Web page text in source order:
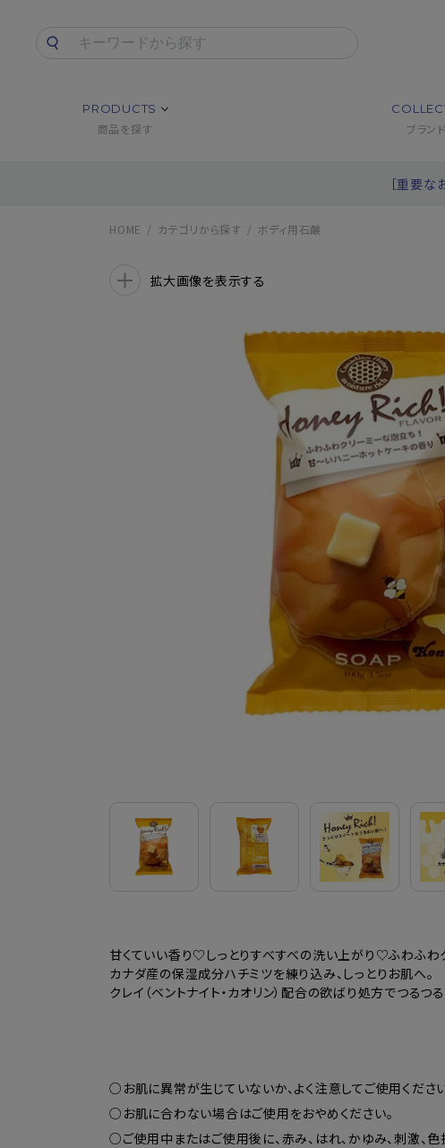
PRODUCTS
商品を探す ブラン
［重要
HOME カテゴリから探す ボディ用石鹸
拡大画像を表示する
甘くていい香り♡しっとりすべすべの洗い上がり♡ふわふわ
カナダ産の保湿成分ハチミツを練り込み、しっとりお肌へ。
クレイ（ベントナイト・カオリン）配合の欲ばり処方でつるつる
○お肌に異常が生じていないか、よく注意してご使用ください
○お肌に合わない場合はご使用をおやめください。
○ご使用中またはご使用後に、赤み、はれ、かゆみ、刺激